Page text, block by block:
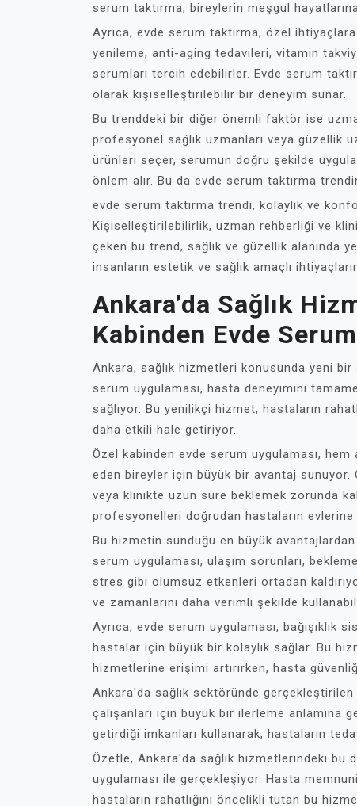
serum taktırma, bireylerin meşgul
Ayrıca, evde serum taktırma, özel
yenileme, anti-aging tedavileri, vitamin
serumları tercih edebilirler. Evde serum
olarak kişiselleştirilebilir bir deneyim sunar.
Bu trenddeki bir diğer önemli faktör ise
profesyonel sağlık uzmanları veya güzellik
ürünleri seçer, serumun doğru şekilde
önlem alır. Bu da evde serum taktırma
evde serum taktırma trendi, kolaylık ve
Kişiselleştirilebilirlik, uzman rehberliği ve
çeken bu trend, sağlık ve güzellik alanında
insanların estetik ve sağlık amaçlı
Ankara’da Sağlık
Kabinden Evde
Ankara, sağlık hizmetleri konusunda yeni bir
serum uygulaması, hasta deneyimini
sağlıyor. Bu yenilikçi hizmet, hastaların
daha etkili hale getiriyor.
Özel kabinden evde serum uygulaması,
eden bireyler için büyük bir avantaj
veya klinikte uzun süre beklemek zorunda
profesyonelleri doğrudan hastaların
Bu hizmetin sunduğu en büyük
serum uygulaması, ulaşım sorunları,
stres gibi olumsuz etkenleri ortadan
ve zamanlarını daha verimli şekilde
Ayrıca, evde serum uygulaması, bağışıklık
hastalar için büyük bir kolaylık sağlar. Bu
hizmetlerine erişimi artırırken, hasta
Ankara'da sağlık sektöründe
çalışanları için büyük bir ilerleme anlamına
getirdiği imkanları kullanarak, hastaların
Özetle, Ankara'da sağlık hizmetlerindeki bu
uygulaması ile gerçekleşiyor. Hasta
hastaların rahatlığını öncelikli tutan bu